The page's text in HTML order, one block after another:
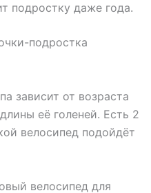
подростку даже года.
подростка
зависит от возраста
её голеней. Есть 2
велосипед подойдёт
велосипед для